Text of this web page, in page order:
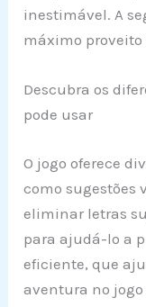
inestimável. A
máximo proveito
Descubra os
pode usar
O jogo oferece
como sugestões
eliminar letras
para ajudá-lo a
eficiente, que
aventura no jogo